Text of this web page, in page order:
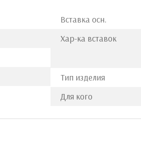
Вставка осн.
Хар-ка вставок
Тип изделия
Для кого